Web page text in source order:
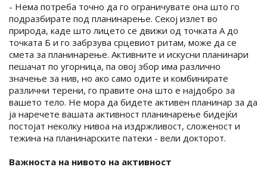
- Нема потреба точно да го ограничувате она што го
подразбирате под планинарење. Секој излет во
природа, каде што лицето се движи од точката А до
точката Б и го забрзува срцевиот ритам, може да се
смета за планинарење. Активните и искусни планинари
пешачат по угорница, па овој збор има различно
значење за нив, но ако само одите и комбинирате
различни терени, го правите она што е најдобро за
вашето тело. Не мора да бидете активен планинар за да
ја наречете вашата активност планинарење бидејќи
постојат неколку нивоа на издржливост, сложеност и
тежина на планинарските патеки - вели докторот.
Важноста на нивото на активност